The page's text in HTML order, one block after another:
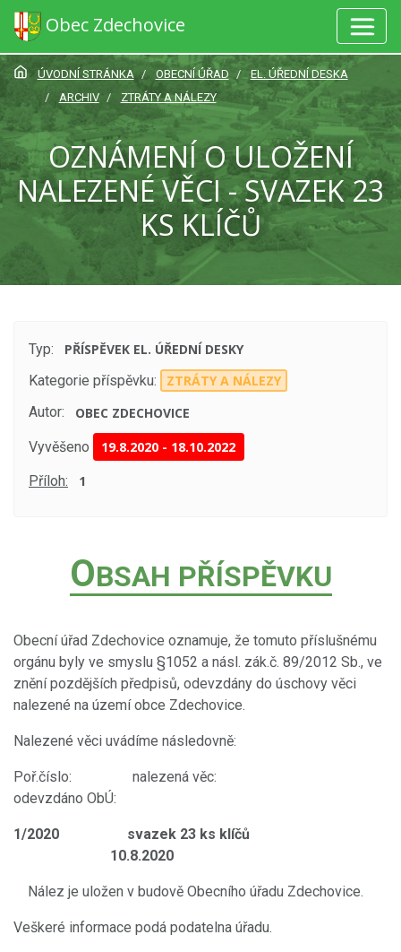
Obec Zdechovice
ÚVODNÍ STRÁNKA OBECNÍ ÚŘAD
EL. ÚŘEDNÍ DESKA
ARCHIV
ZTRÁTY A NÁLEZY
OZNÁMENÍ O ULOŽENÍ
NALEZENÉ VĚCI - SVAZEK 23
KS KLÍČŮ
Typ:
PŘÍSPĚVEK EL. ÚŘEDNÍ DESKY
Kategorie příspěvku:
ZTRÁTY A NÁLEZY
Autor:
OBEC ZDECHOVICE
Vyvěšeno 19.8.2020 - 18.10.2022
Příloh: 1
OBSAH PŘÍSPĚVKU
Obecní úřad Zdechovice oznamuje, že tomuto příslušnému
orgánu byly ve smyslu §1052 a násl. zák.č. 89/2012 Sb., ve
znění pozdějších předpisů, odevzdány do úschovy věci
nalezené na území obce Zdechovice.
Nalezené věci uvádíme následovně:
Poř.číslo: nalezená věc:
odevzdáno ObÚ:
1/2020 svazek 23 ks klíčů
10.8.2020
Nález je uložen v budově Obecního úřadu Zdechovice.
Veškeré informace podá podatelna úřadu.